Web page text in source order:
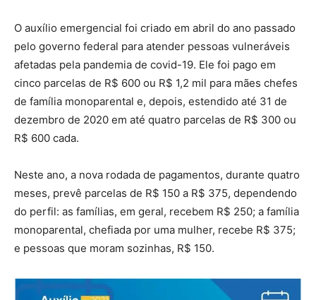
O auxílio emergencial foi criado em abril do ano passado
pelo governo federal para atender pessoas vulneráveis
afetadas pela pandemia de covid-19. Ele foi pago em
cinco parcelas de R$ 600 ou R$ 1,2 mil para mães chefes
de família monoparental e, depois, estendido até 31 de
dezembro de 2020 em até quatro parcelas de R$ 300 ou
R$ 600 cada.
Neste ano, a nova rodada de pagamentos, durante quatro
meses, prevê parcelas de R$ 150 a R$ 375, dependendo
do perfil: as famílias, em geral, recebem R$ 250; a família
monoparental, chefiada por uma mulher, recebe R$ 375;
e pessoas que moram sozinhas, R$ 150.